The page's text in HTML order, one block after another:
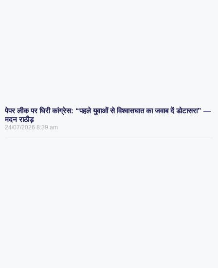
पेपर लीक पर घिरी कांग्रेस: “पहले युवाओं से विश्वासघात का जवाब दें डोटासरा” —
मदन राठौड़
24/07/2026 8:39 am